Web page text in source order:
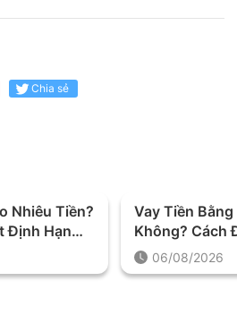
Chia sẻ
Nhiêu Tiền?
Định Hạn
Vay Tiền
Không? Cách
Trước Khi
06/08/2026